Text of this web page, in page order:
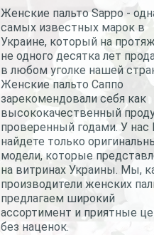
Женские пальто Sappo -
самых известных марок в
Украине, который на
не одного десятка лет
в любом уголке нашей
Женские пальто Саппо
зарекомендовали себя как
высококачественный
проверенный годами. У нас
найдете только
модели, которые
на витринах Украины. Мы,
производители женских
предлагаем широкий
ассортимент и приятные
без наценок.